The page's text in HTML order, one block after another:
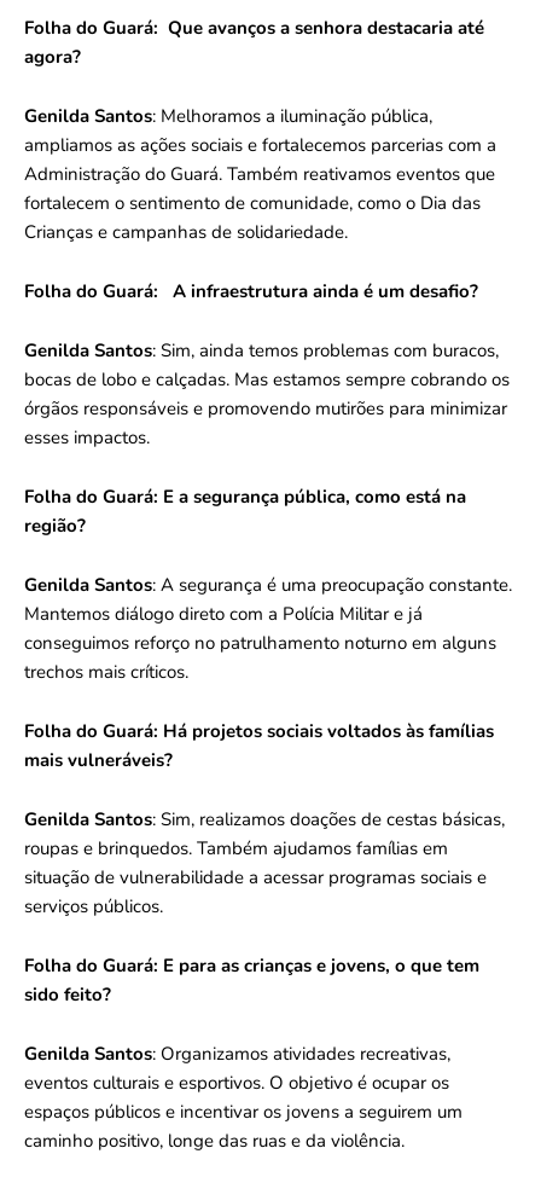
Folha do Guará: Que avanços a senhora destacaria até
agora?
Genilda Santos: Melhoramos a iluminação pública,
ampliamos as ações sociais e fortalecemos parcerias com a
Administração do Guará. Também reativamos eventos que
fortalecem o sentimento de comunidade, como o Dia das
Crianças e campanhas de solidariedade.
Folha do Guará: A infraestrutura ainda é um desafio?
Genilda Santos: Sim, ainda temos problemas com buracos,
bocas de lobo e calçadas. Mas estamos sempre cobrando os
órgãos responsáveis e promovendo mutirões para minimizar
esses impactos.
Folha do Guará: E a segurança pública, como está na
região?
Genilda Santos: A segurança é uma preocupação constante.
Mantemos diálogo direto com a Polícia Militar e já
conseguimos reforço no patrulhamento noturno em alguns
trechos mais críticos.
Folha do Guará: Há projetos sociais voltados às famílias
mais vulneráveis?
Genilda Santos: Sim, realizamos doações de cestas básicas,
roupas e brinquedos. Também ajudamos famílias em
situação de vulnerabilidade a acessar programas sociais e
serviços públicos.
Folha do Guará: E para as crianças e jovens, o que tem
sido feito?
Genilda Santos: Organizamos atividades recreativas,
eventos culturais e esportivos. O objetivo é ocupar os
espaços públicos e incentivar os jovens a seguirem um
caminho positivo, longe das ruas e da violência.